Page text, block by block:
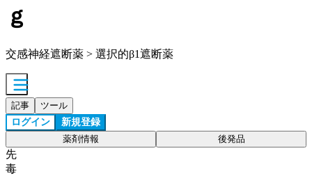
ｇ
交感神経遮断薬 > 選択的β1遮断薬
記事 ツール
ログイン 新規登録
薬剤情報 後発品
先
毒